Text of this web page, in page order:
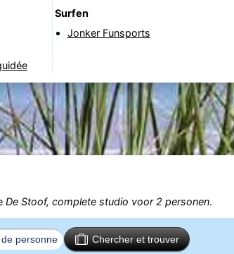
Surfen
Jonker Funsports
De Stoof, complete studio voor 2 personen.
Chercher et trouver